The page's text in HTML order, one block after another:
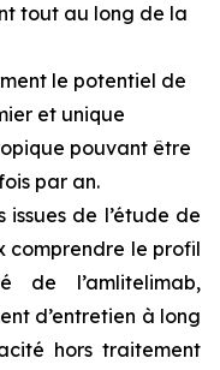
tout au long de la
le potentiel de
et unique
pouvant être
par an.
issues de l’étude de
comprendre le profil
de l’amlitelimab,
d’entretien à long
hors traitement